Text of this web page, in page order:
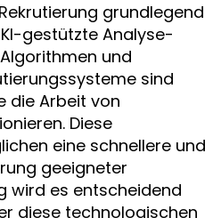
grundlegend
gestützte Analyse-
und
sind
die Arbeit von
Diese
eine schnellere und
geeigneter
wird es entscheidend
diese technologischen